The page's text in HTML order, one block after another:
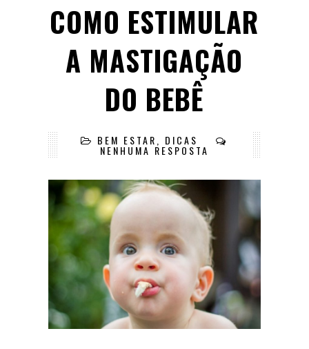
COMO ESTIMULAR
A MASTIGAÇÃO
DO BEBÊ
BEM ESTAR DICAS
NENHUMA RESPOSTA